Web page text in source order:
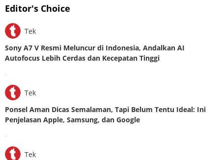
Editor's Choice
Tek
Sony A7 V Resmi Meluncur di Indonesia, Andalkan AI
Autofocus Lebih Cerdas dan Kecepatan Tinggi
.
Tek
Ponsel Aman Dicas Semalaman, Tapi Belum Tentu Ideal: Ini
Penjelasan Apple, Samsung, dan Google
.
Tek